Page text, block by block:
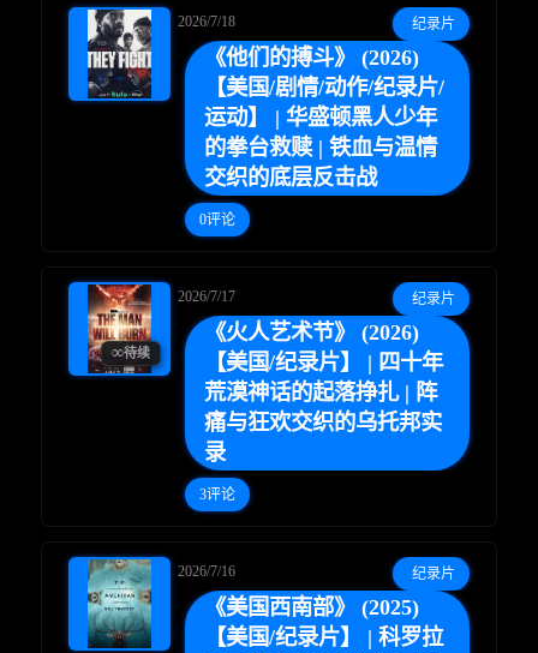
2026/7/18 纪录片
《他们的搏斗》 (2026)
【美国/剧情/动作/纪录片/
运动】 | 华盛顿黑人少年
的拳台救赎 | 铁血与温情
交织的底层反击战
0评论
∞待续
2026/7/17 纪录片
《火人艺术节》 (2026)
【美国/纪录片】 | 四十年
荒漠神话的起落挣扎 | 阵
痛与狂欢交织的乌托邦实
录
3评论
2026/7/16 纪录片
《美国西南部》 (2025)
【美国/纪录片】 | 科罗拉